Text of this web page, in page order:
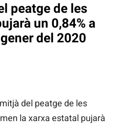
peatge de les
un 0,84% a
del 2020
del peatge de les
la xarxa estatal pujarà